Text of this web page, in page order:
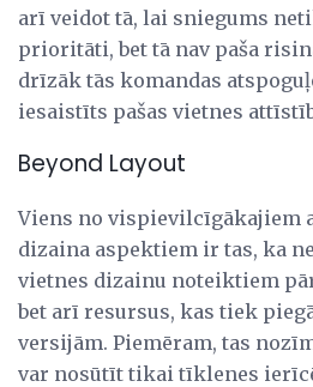
arī veidot tā, lai sniegums
prioritāti, bet tā nav paša
drīzāk tās komandas
iesaistīts pašas vietnes
Beyond Layout
Viens no vispievilcīgākajiem
dizaina aspektiem ir tas, ka
vietnes dizainu noteiktiem
bet arī resursus, kas tiek
versijām. Piemēram, tas
var nosūtīt tikai tīklenes